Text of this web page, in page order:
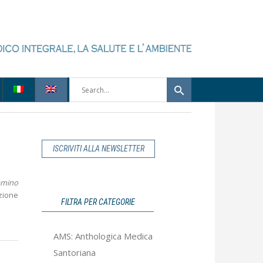
ISCRIVITI ALLA NEWSLETTER
FILTRA PER CATEGORIE
AMS: Anthologica Medica
Santoriana